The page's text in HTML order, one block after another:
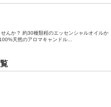
んか？ 約30種類程のエッセンシャルオイルか
天然のアロマキャンドル...